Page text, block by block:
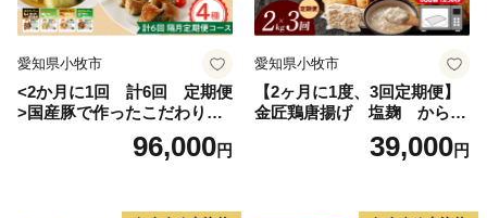
愛知県小牧市
<2か月に1回 計6回 定期便
>国産豚で作ったこだわり惣
96,000円
愛知県小牧市
【2ヶ月に1度、3回定期便】
金匠鶏唐揚げ 塩麹 からあ
39,000円